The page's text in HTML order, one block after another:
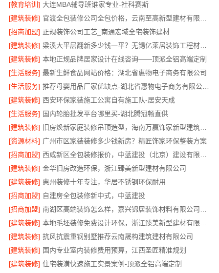
[教育培训] 大连MBA辅导班谁家专业-社科赛斯
[建筑装修]
[招商加盟] 正规装饰公司工艺_南通宏域全宅装饰建材
[建筑装修]
梁溪大平层翻新多少钱一平？无锡亿莱居装饰工程材料有限公司
[建筑装修] 本地正规品牌居家设计在线咨询——顶派全铝高端定制
[生活服务] 最新生鲜食品网站价格：湖北省惠物电子商务有限公司
[生活服务]
推荐母婴用品厂家优缺点-湖北省惠物电子商务有限公司推荐
[建筑装修] 西安环保家装施工公寓自有施工队-居安天成
[生活服务] 国内轮胎批发平台哪里买-湖北腾冠畅直供
[建筑装修]
旧房焕新家庭装修吊顶造型，海南万赢饰家新型建筑材料有限公美化空间
[资源材料] 广州市区家装装修多少钱新房？精匠饰家环保整装方案
[招商加盟]
[建筑装修] 金华旧房改造环保，浙江臻美新型建材有限公司
[建筑装修] 惠州装修十年专注，华居不锈钢环保耐用
[招商加盟] 自建房全包装修新中式，中蓝建投
[招商加盟]
[建筑装修]
[建筑装修] 抗风抗震重钢别墅推荐云南晟构建筑建材有限公司
[建筑装修] 国内专业室内装修费用预算，江西圣匠精准规划
[建筑装修] 住宅装潢快速施工实景案例-顶派全铝高端定制